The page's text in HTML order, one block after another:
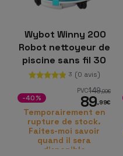
Wybot Winny 200
Robot nettoyeur de
piscine sans fil 30
W IPX8
3 (0 avis)
PVC149,00€
89,99€
-40%
Temporairement en
rupture de stock.
Faites-moi savoir
quand il sera
disponible